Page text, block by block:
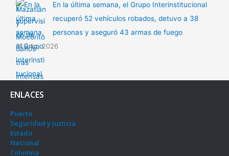
En la última semana, el Grupo Interinstitucional
recuperó 52 vehículos robados, detuvo a 38
personas y aseguró 43 armas de fuego
31 julio, 2026
ENLACES
Puerto
Seguridad y Justicia
Estado
Nacional
Columna